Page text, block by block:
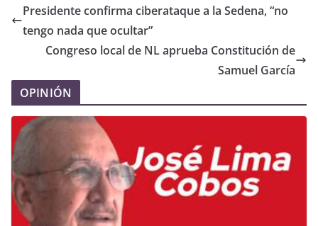
Presidente confirma ciberataque a la Sedena, “no
tengo nada que ocultar”
Congreso local de NL aprueba Constitución de
Samuel García
OPINIÓN